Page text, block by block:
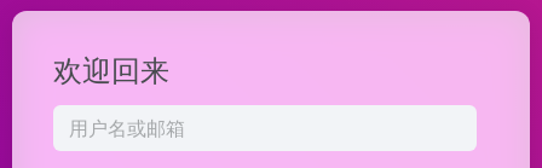
欢迎回来